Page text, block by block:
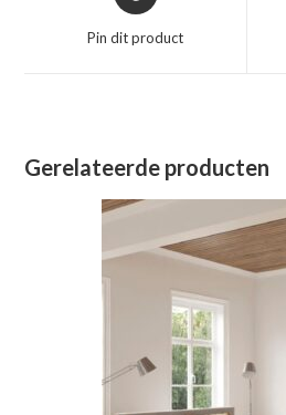
in
nieuw
Pin dit product
Gerelateerde producten